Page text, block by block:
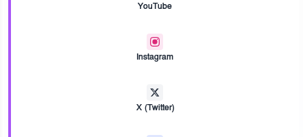
YouTube
Instagram
X (Twitter)